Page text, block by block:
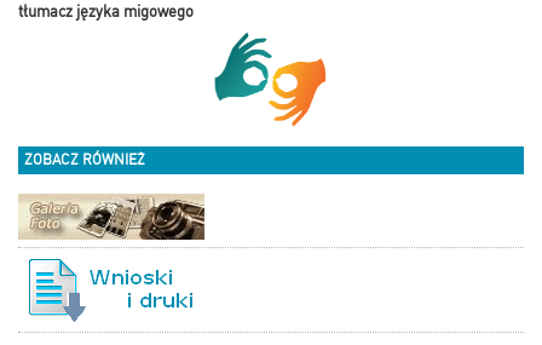
tłumacz języka migowego
ZOBACZ RÓWNIEŻ